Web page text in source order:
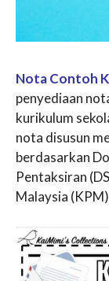
Nota Contoh
penyediaan
kurikulum
nota disusun
berdasarkan
Pentaksiran
Malaysia